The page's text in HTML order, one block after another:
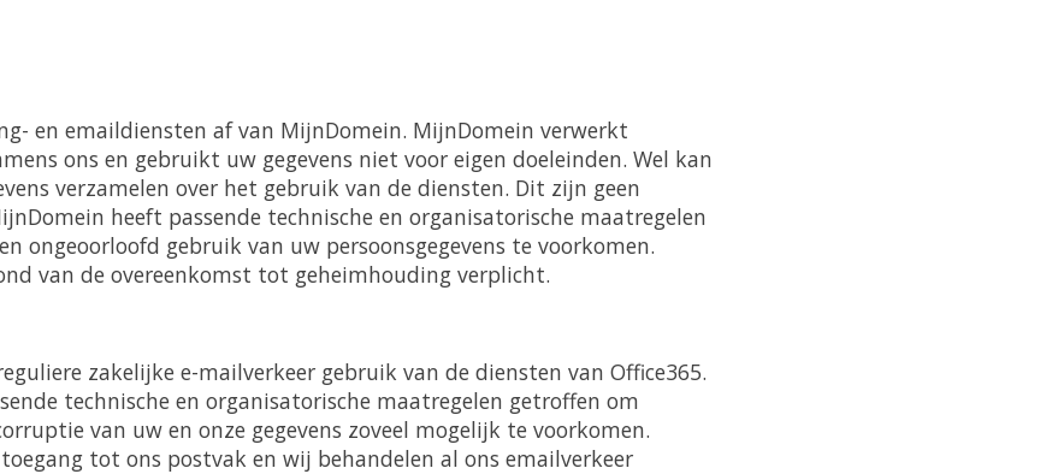
en emaildiensten af van MijnDomein. MijnDomein verwerkt
ons en gebruikt uw gegevens niet voor eigen doeleinden. Wel kan
verzamelen over het gebruik van de diensten. Dit zijn geen
heeft passende technische en organisatorische maatregelen
ongeoorloofd gebruik van uw persoonsgegevens te voorkomen.
van de overeenkomst tot geheimhouding verplicht.
zakelijke e-mailverkeer gebruik van de diensten van Office365.
technische en organisatorische maatregelen getroffen om
van uw en onze gegevens zoveel mogelijk te voorkomen.
tot ons postvak en wij behandelen al ons emailverkeer